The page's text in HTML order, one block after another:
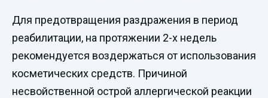
Для предотвращения раздражения в период
реабилитации, на протяжении 2-х недель
рекомендуется воздержаться от использования
косметических средств. Причиной
несвойственной острой аллергической реакции